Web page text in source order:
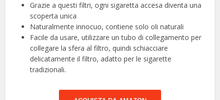
Grazie a questi filtri, ogni sigaretta accesa diventa una
scoperta unica
Naturalmente innocuo, contiene solo oli naturali
Facile da usare, utilizzare un tubo di collegamento per
collegare la sfera al filtro, quindi schiacciare
delicatamente il filtro, adatto per le sigarette
tradizionali.